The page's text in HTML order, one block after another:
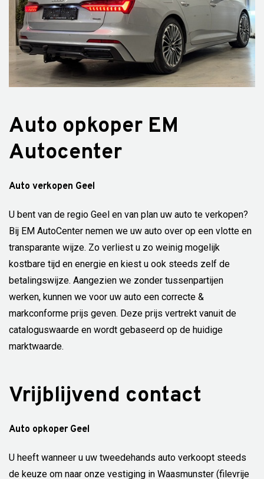
Auto opkoper EM
Autocenter
Auto verkopen Geel
U bent van de regio Geel en van plan uw auto te verkopen?
Bij EM AutoCenter nemen we uw auto over op een vlotte en
transparante wijze. Zo verliest u zo weinig mogelijk
kostbare tijd en energie en kiest u ook steeds zelf de
betalingswijze. Aangezien we zonder tussenpartijen
werken, kunnen we voor uw auto een correcte &
markconforme prijs geven. Deze prijs vertrekt vanuit de
cataloguswaarde en wordt gebaseerd op de huidige
marktwaarde.
Vrijblijvend contact
Auto opkoper Geel
U heeft wanneer u uw tweedehands auto verkoopt steeds
de keuze om naar onze vestiging in Waasmunster (filevrije